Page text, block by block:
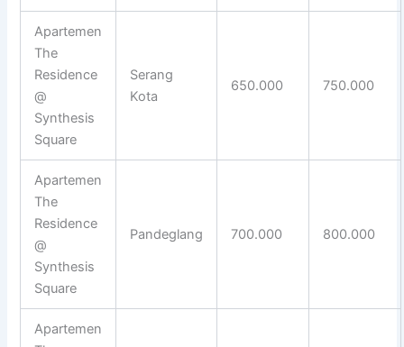
Apartemen
The
Residence
@
Synthesis
Square
Serang
Kota
650.000 750.000
Apartemen
The
Residence
@
Synthesis
Square
Pandeglang 700.000 800.000
Apartemen